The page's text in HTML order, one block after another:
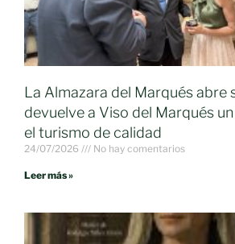
La Almazara del Marqués abre
devuelve a Viso del Marqués
el turismo de calidad
24/07/2026 No hay comentarios
Leer más »